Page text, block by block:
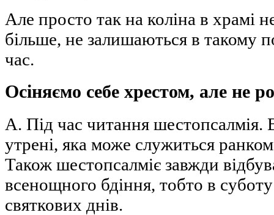
Але просто так на коліна в храмі
більше, не залишаються в такому
час.
Осіняємо себе хрестом, але не
А. Під час читання шестопсалмія.
утрені, яка може служиться
Також шестопсалміє завжди
всенощного бдіння, тобто в
святкових днів.